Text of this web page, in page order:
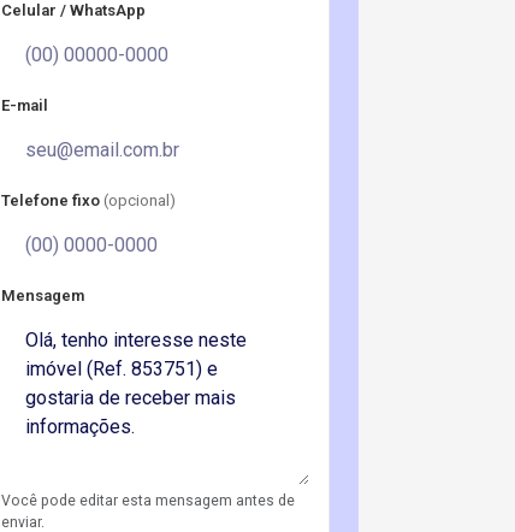
Celular / WhatsApp
E-mail
Telefone fixo (opcional)
Mensagem
Você pode editar esta mensagem antes de
enviar.